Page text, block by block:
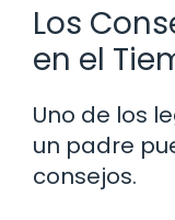
Los
en el
Uno de los
un padre
consejos.